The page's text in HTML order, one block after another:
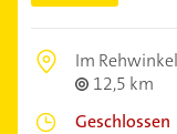
Im
12,5 km
Geschlossen